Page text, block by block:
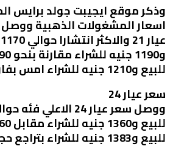
وذكر موقع ايجيبت جولد برايس
اسعار المشغولات الذهبية
للبيع و1210 جنيه للشراء امس بفارق 20 جنيه
سعر عيار 24
للبيع و1383 جنيه للشراء بتراجع حجمه 23 جنيه